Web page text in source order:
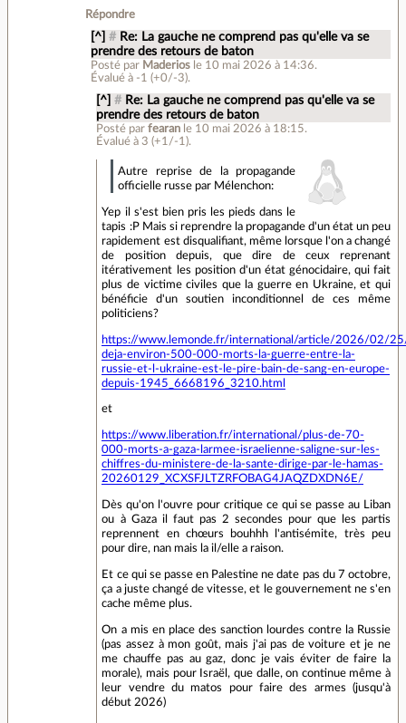
Répondre
[^] # Re: La gauche ne comprend pas qu'elle va se
prendre des retours de baton
Posté par Maderios le 10 mai 2026 à 14:36.
Évalué à -1 (+0/-3).
[^] # Re: La gauche ne comprend pas qu'elle va se
prendre des retours de baton
Posté parfearan le 10 mai 2026 à 18:15.
Évalué à 3 (+1/-1).
Autre reprise de la propagande
officielle russe par Mélenchon:
Yep il s'est bien pris les pieds dans le
tapis :P Mais si reprendre la propagande d'un état un peu
rapidement est disqualifiant, même lorsque l'on a changé
de position depuis, que dire de ceux reprenant
itérativement les position d'un état génocidaire, qui fait
plus de victime civiles que la guerre en Ukraine, et qui
bénéficie d'un soutien inconditionnel de ces même
politiciens?
https://www.lemonde.fr/international/article/2026/02/
deja-environ-500-000-morts-la-guerre-entre-la-
russie-et-l-ukraine-est-le-pire-bain-de-sang-en-europe-
depuis-1945_6668196_3210.html
et
https://www.liberation.fr/international/plus-de-70-
000-morts-a-gaza-larmee-israelienne-saligne-sur-les-
chiffres-du-ministere-de-la-sante-dirige-par-le-hamas-
20260129_XCXSFJLTZRFOBAG4JAQZDXDN6E/
Dès qu'on l'ouvre pour critique ce qui se passe au Liban
ou à Gaza il faut pas 2 secondes pour que les partis
reprennent en chœurs bouhhh l'antisémite, très peu
pour dire, nan mais la il/elle a raison.
Et ce qui se passe en Palestine ne date pas du 7 octobre,
ça a juste changé de vitesse, et le gouvernement ne s'en
cache même plus.
On a mis en place des sanction lourdes contre la Russie
(pas assez à mon goût, mais j'ai pas de voiture et je ne
me chauffe pas au gaz, donc je vais éviter de faire la
morale), mais pour Israël, que dalle, on continue même à
leur vendre du matos pour faire des armes (jusqu'à
début 2026)